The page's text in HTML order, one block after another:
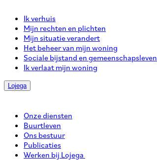
Ik verhuis
Mijn rechten en plichten
Mijn situatie verandert
Het beheer van mijn woning
Sociale bijstand en gemeenschapsleven
Ik verlaat mijn woning
Lojega
Onze diensten
Buurtleven
Ons bestuur
Publicaties
Werken bij Lojega